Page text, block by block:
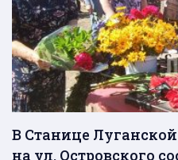
В Станице
на ул. Островского